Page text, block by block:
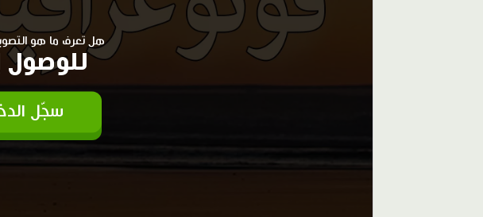
هل تعرف ما هو
للوصول
سجّل